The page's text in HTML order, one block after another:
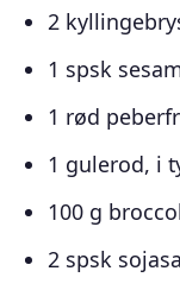
2
1 spsk
1 rød
1 gulerod, i
100 g
2 spsk